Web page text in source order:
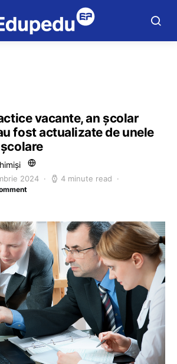
vacante, an școlar
fost actualizate de unele
2024 4 minute read